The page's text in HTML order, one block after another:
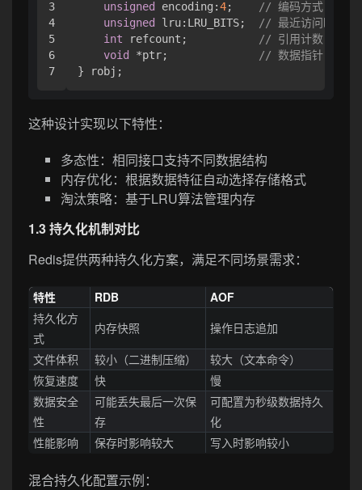
3
4
5
6
unsigned
encoding:4;
// 编码方式（int/
unsigned
lru:LRU_BITS;
// 最近访问时间
int refcount;
// 引用计数
void
*ptr;
// 数据指针
这种设计实现以下特性：
多态性：相同接口支持不同数据结构
内存优化：根据数据特征自动选择存储格式
淘汰策略：基于LRU算法管理内存
1.3 持久化机制对比
Redis提供两种持久化方案，满足不同场景需求：
特性 RDB
AOF
持久化方
式
内存快照
操作日志追加
文件体积
较小（二进制压缩）
较大（文本命令）
恢复速度
快
慢
数据安全
性
可能丢失最后一次保
存
可配置为秒级数据持久
化
性能影响
保存时影响较大 写入时影响较小
混合持久化配置示例：